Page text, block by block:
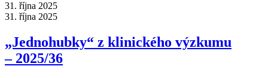
31. října 2025
31. října 2025
„Jednohubky“ z klinického výzkumu
–⁠ 2025/36